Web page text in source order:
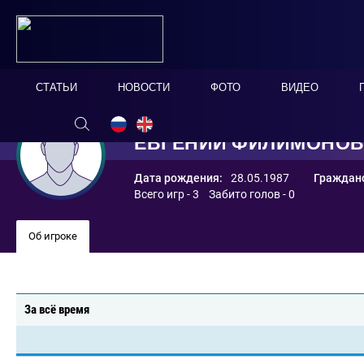
СТАТЬИ НОВОСТИ ФОТО ВИДЕО
ЕВГЕНИЙ ФИЛИМОНОВ
Дата рождения: 28.05.1987
Всего игр - 3 Забито голов - 0
Об игроке
За всё время